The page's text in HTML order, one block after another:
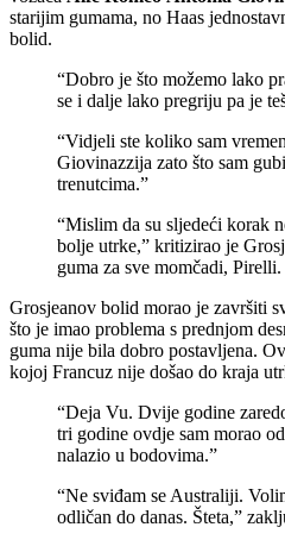
starijim gumama, no Haas
bolid.
“Dobro je što možemo lako
se i dalje lako pregriju pa je
“Vidjeli ste koliko sam
Giovinazzija zato što sam
trenutcima.”
“Mislim da su sljedeći korak
bolje utrke,” kritizirao je
guma za sve momčadi, Pirelli.
Grosjeanov bolid morao je završiti
što je imao problema s prednjom
guma nije bila dobro postavljena.
kojoj Francuz nije došao do kraja
“Deja Vu. Dvije godine
tri godine ovdje sam morao
nalazio u bodovima.”
“Ne sviđam se Australiji.
odličan do danas. Šteta,”